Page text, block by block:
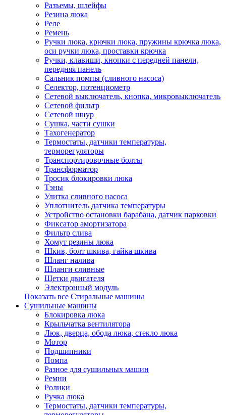
Разъемы, шлейфы
Резина люка
Реле
Ремень
Ручки люка, крючки люка, пружины крючка люка,
оси ручки люка, проставки крючка
Ручки, клавиши, кнопки с передней панели,
передняя панель
Сальник помпы (сливного насоса)
Селектор, потенциометр
Сетевой выключатель, кнопка, микровыключатель
Сетевой фильтр
Сетевой шнур
Сушка, части сушки
Тахогенератор
Термостаты, датчики температуры,
терморегуляторы
Транспортировочные болты
Трансформатор
Тросик блокировки люка
Тэны
Улитка сливного насоса
Уплотнитель датчика температуры
Устройство остановки барабана, датчик парковки
Фиксатор амортизатора
Фильтр слива
Хомут резины люка
Шкив, болт шкива, гайка шкива
Шланг налива
Шланги сливные
Щетки двигателя
Электронный модуль
Показать все Стиральные машины
Сушильные машины
Блокировка люка
Крыльчатка вентилятора
Люк, дверца, обода люка, стекло люка
Мотор
Подшипники
Помпа
Разное для сушильных машин
Ремни
Ролики
Ручка люка
Термостаты, датчики температуры,